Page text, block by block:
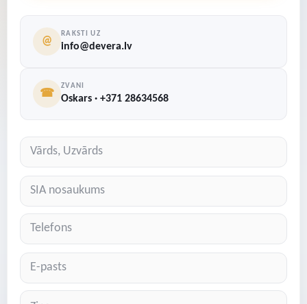
@
RAKSTI UZ
info@devera.lv
☎
ZVANI
Oskars · +371 28634568